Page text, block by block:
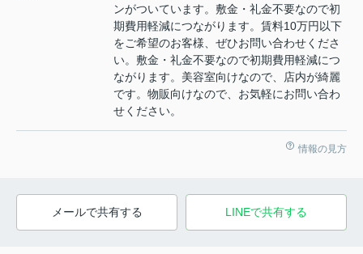
ンがついています。敷金・礼金不要なので初
期費用軽減につながります。賃料10万円以下
をご希望のお客様、ぜひお問い合わせくださ
い。敷金・礼金不要なので初期費用軽減につ
ながります。美容室向けなので、店内が綺麗
です。物販向けなので、お気軽にお問い合わ
せください。
情報の見方
メールで共有する LINEで共有する